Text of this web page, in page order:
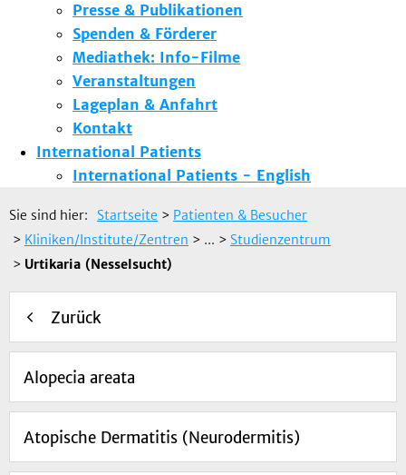
Presse & Publikationen
Spenden & Förderer
Mediathek: Info-Filme
Veranstaltungen
Lageplan & Anfahrt
Kontakt
International Patients
International Patients - English
Sie sind hier: Startseite > Patienten & Besucher
> Kliniken/Institute/Zentren > ... > Studienzentrum
> Urtikaria (Nesselsucht)
Zurück
Alopecia areata
Atopische Dermatitis (Neurodermitis)